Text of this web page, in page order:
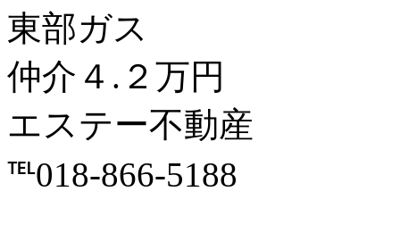
東部ガス
仲介４.２万円
エステー不動産
℡018-866-5188